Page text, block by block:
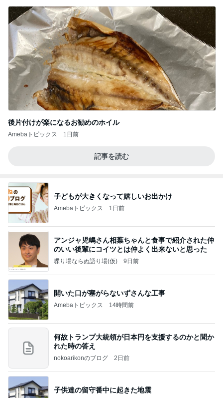
後片付けが楽になるお勧めのホイル
Amebaトピックス 1日前
記事を読む
子どもが大きくなって嬉しいお出かけ
Amebaトピックス 1日前
アンジャ児嶋さん相葉ちゃんと食事で紹介された仲
のいい後輩にコイツとは仲よく出来ないと思った
喋り場ならぬ語り場(仮) 9日前
開いた口が塞がらないずさんな工事
Amebaトピックス 14時間前
何故トランプ大統領が日本円を支援するのかと聞か
れた時の答え
nokoarikonのブログ 2日前
子供達の留守番中に起きた地震